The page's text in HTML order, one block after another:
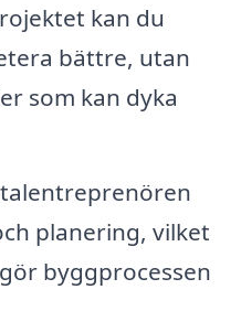
kan du
bättre, utan
som kan dyka
planering, vilket
byggprocessen